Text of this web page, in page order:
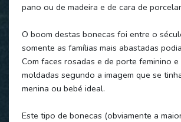
pano ou de madeira e de cara de
O boom destas bonecas foi entre o
somente as famílias mais abastadas
Com faces rosadas e de porte feminino
moldadas segundo a imagem que se
menina ou bebé ideal.
Este tipo de bonecas (obviamente a